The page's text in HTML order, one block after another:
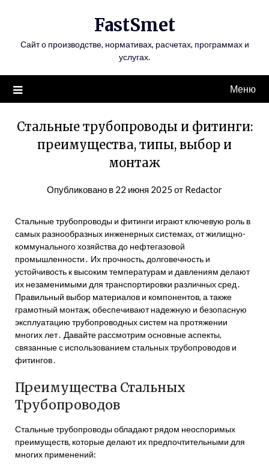
FastSmet
Сайт о производстве, нормативах, расчетах, программах и
услугах.
Меню
Стальные трубопроводы и фитинги:
преимущества, типы, выбор и
монтаж
Опубликовано в 22 июня 2025 от Redactor
Стальные трубопроводы и фитинги играют ключевую роль в
самых разнообразных инженерных системах, от жилищно-
коммунального хозяйства до нефтегазовой
промышленности․ Их прочность, долговечность и
устойчивость к высоким температурам и давлениям делают
их незаменимыми для транспортировки различных сред․
Правильный выбор материалов и компонентов, а также
грамотный монтаж, обеспечивают надежную и безопасную
эксплуатацию трубопроводных систем на протяжении
многих лет․ Давайте рассмотрим основные аспекты,
связанные с использованием стальных трубопроводов и
фитингов․
Преимущества Стальных
Трубопроводов
Стальные трубопроводы обладают рядом неоспоримых
преимуществ, которые делают их предпочтительными для
многих применений: